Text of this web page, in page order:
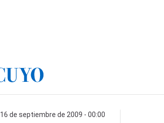
16 de septiembre de 2009 - 00:00